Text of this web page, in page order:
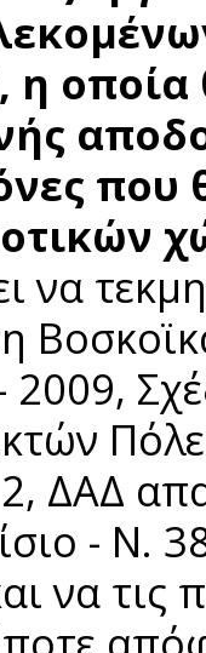
οποία
που
να
ΔΑΔ
- Ν.
να